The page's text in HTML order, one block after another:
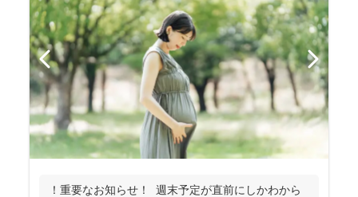
！重要なお知らせ！ 週末予定が直前にしかわから